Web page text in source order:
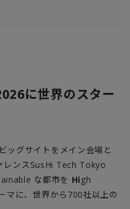
に世界のスター
ッグサイトをメイン会場と
レンスSusHi Tech Tokyo
な都市を Hi gh
マに、世界から 700社以上の